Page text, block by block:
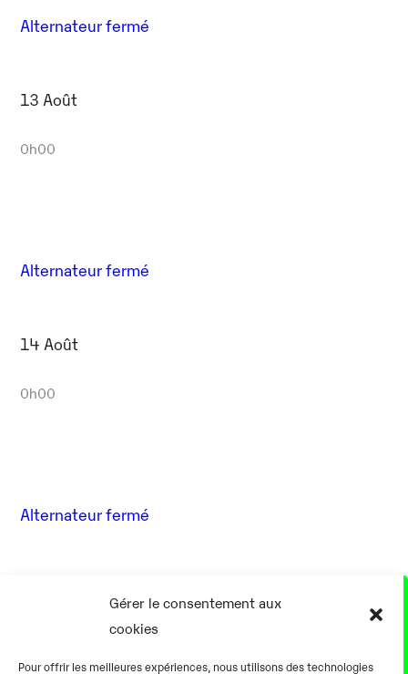
Gérer le consentement aux
cookies
Pour offrir les meilleures expériences, nous utilisons des technologies
Alternateur fermé
13 Août
0h00
Alternateur fermé
14 Août
0h00
Alternateur fermé